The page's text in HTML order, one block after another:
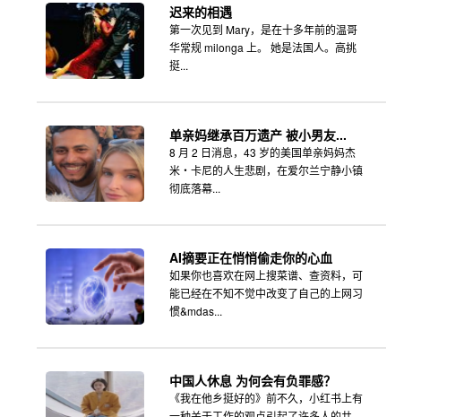
迟来的相遇
第一次见到 Mary，是在十多年前的温哥
华常规 milonga 上。 她是法国人。高挑
挺...
单亲妈继承百万遗产 被小男友...
8 月 2 日消息，43 岁的美国单亲妈妈杰
米・卡尼的人生悲剧，在爱尔兰宁静小镇
彻底落幕...
AI摘要正在悄悄偷走你的心血
如果你也喜欢在网上搜菜谱、查资料，可
能已经在不知不觉中改变了自己的上网习
惯&mdas...
中国人休息 为何会有负罪感？
《我在他乡挺好的》前不久，小红书上有